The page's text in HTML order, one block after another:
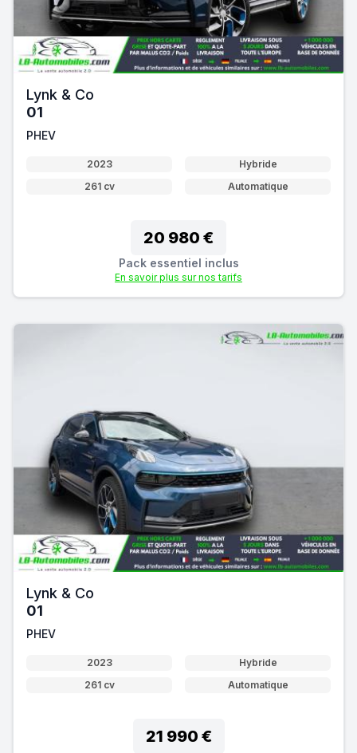
Lynk & Co
01
PHEV
2023
Hybride
261 cv
Automatique
20 980 €
Pack essentiel inclus
En savoir plus sur nos tarifs
Lynk & Co
01
PHEV
2023
Hybride
261 cv
Automatique
21 990 €